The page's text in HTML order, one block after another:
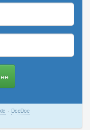
· DocDoc